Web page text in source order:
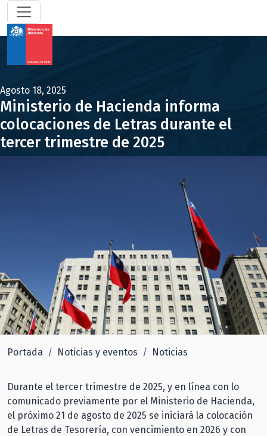
Agosto 18, 2025
Ministerio de Hacienda informa
colocaciones de Letras durante el
tercer trimestre de 2025
Portada Noticias y eventos Noticias
Durante el tercer trimestre de 2025, y en línea con lo
comunicado previamente por el Ministerio de Hacienda,
el próximo 21 de agosto de 2025 se iniciará la colocación
de Letras de Tesorería, con vencimiento en 2026 y con